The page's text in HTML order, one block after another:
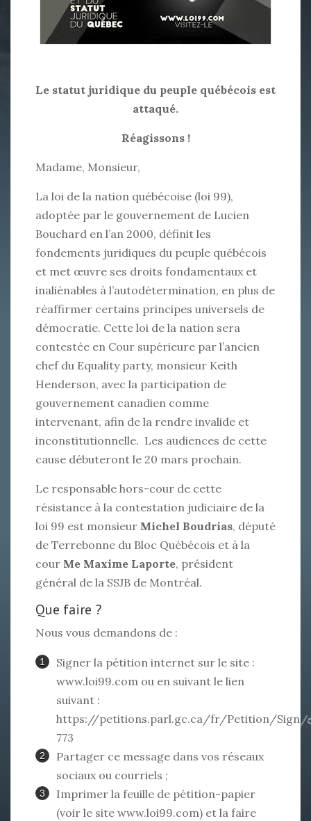
Le statut juridique du peuple québécois est
attaqué.
Réagissons !
Madame, Monsieur,
La loi de la nation québécoise (loi 99),
adoptée par le gouvernement de Lucien
Bouchard en l’an 2000, définit les
fondements juridiques du peuple québécois
et met œuvre ses droits fondamentaux et
inaliénables à l’autodétermination, en plus de
réaffirmer certains principes universels de
démocratie. Cette loi de la nation sera
contestée en Cour supérieure par l’ancien
chef du Equality party, monsieur Keith
Henderson, avec la participation de
gouvernement canadien comme
intervenant, afin de la rendre invalide et
inconstitutionnelle. Les audiences de cette
cause débuteront le 20 mars prochain.
Le responsable hors-cour de cette
résistance à la contestation judiciaire de la
loi 99 est monsieur Michel Boudrias, député
de Terrebonne du Bloc Québécois et à la
cour Me Maxime Laporte, président
général de la SSJB de Montréal.
Que faire ?
Nous vous demandons de :
Signer la pétition internet sur le site :
www.loi99.com ou en suivant le lien
suivant :
https://petitions.parl.gc.ca/fr/Petition/Sign/
773
Partager ce message dans vos réseaux
sociaux ou courriels ;
Imprimer la feuille de pétition-papier
(voir le site www.loi99.com) et la faire